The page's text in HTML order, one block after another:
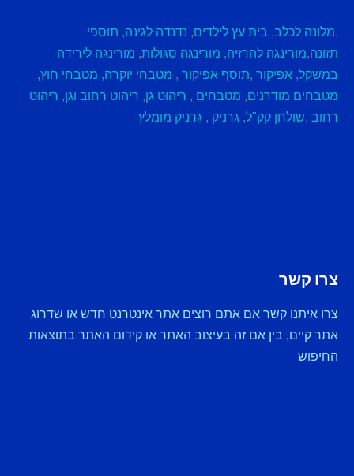
,מלונה לכלב, בית עץ לילדים, נדנדה לגינה, תוספי
תזונה,מורינגה להרזיה, מורינגה סגולות, מורינגה לירידה
במשקל, אפיקור ,תוסף אפיקור , מטבחי יוקרה, מטבחי חוץ,
מטבחים מודרנים, מטבחים , ריהוט גן, ריהוט רחוב וגן, ריהוט
רחוב ,שולחן קק"ל, גרניק , גרניק מומלץ
צרו קשר
צרו איתנו קשר אם אתם רוצים אתר אינטרנט חדש או שדרוג
אתר קיים, בין אם זה בעיצוב האתר או קידום האתר בתוצאות
החיפוש